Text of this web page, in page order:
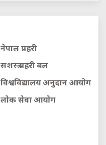
नेपाल प्रहरी
सशस्त्र प्रहरी बल
विश्वविद्यालय अनुदान आयाेग
लाेक सेवा आयाेग